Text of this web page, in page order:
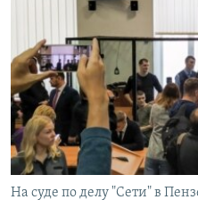
РАСПИСАНИЕ ВЕЩАНИЯ
ПОДПИШИТЕСЬ НА
СОЦИАЛЬНЫЕ СЕТИ
На суде по делу "Сети" в